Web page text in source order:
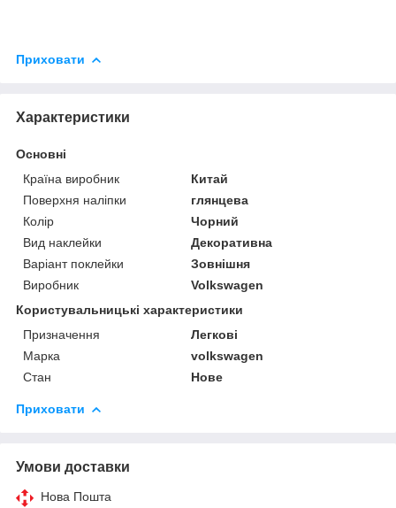
Приховати
Характеристики
Основні
Країна виробник
Китай
Поверхня наліпки
глянцева
Колір
Чорний
Вид наклейки
Декоративна
Варіант поклейки
Зовнішня
Виробник
Volkswagen
Користувальницькі характеристики
Призначення
Легкові
Марка
volkswagen
Стан
Нове
Приховати
Умови доставки
Нова Пошта